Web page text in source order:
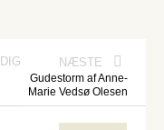
NÆSTE
Gudestorm af Anne-
Marie Vedsø Olesen